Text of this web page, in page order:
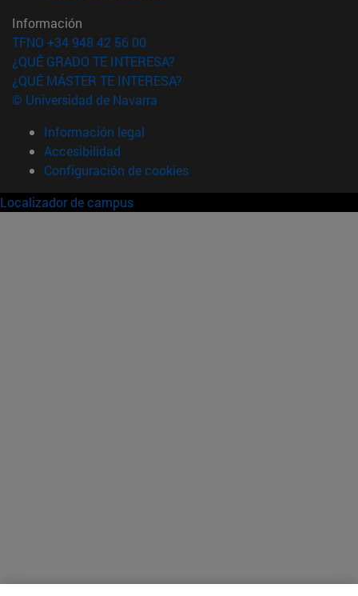
Información
TFNO +34 948 42 56 00
¿QUÉ GRADO TE INTERESA?
¿QUÉ MÁSTER TE INTERESA?
© Universidad de Navarra
Información legal
Accesibilidad
Configuración de cookies
Localizador de campus